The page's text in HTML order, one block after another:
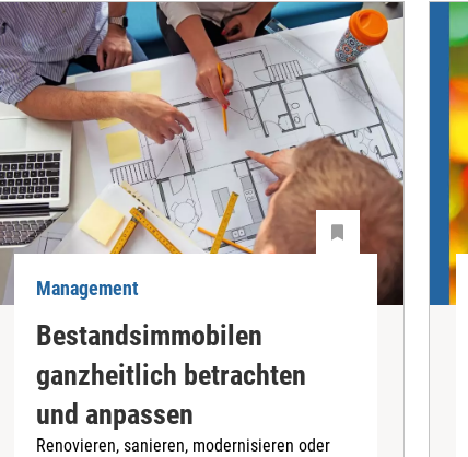
Management
Bestandsimmobilen
ganzheitlich betrachten
und anpassen
Renovieren, sanieren, modernisieren oder